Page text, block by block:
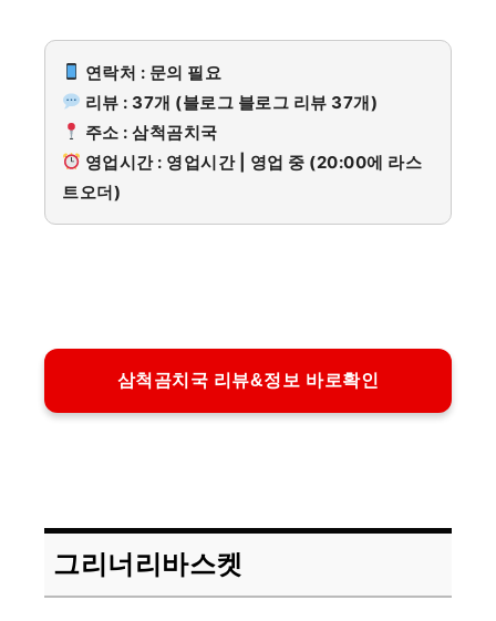
연락처 : 문의 필요
리뷰 : 37개 (블로그 블로그 리뷰 37개)
주소 : 삼척곰치국
영업시간 : 영업시간 | 영업 중 (20:00에 라스
트오더)
삼척곰치국 리뷰&정보 바로확인
그리너리바스켓